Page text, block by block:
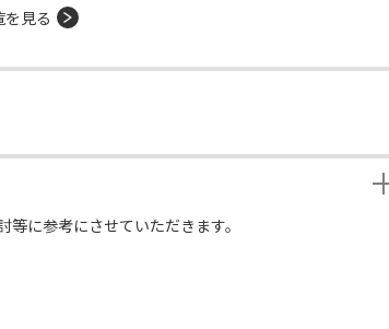
見る
に参考にさせていただきます。